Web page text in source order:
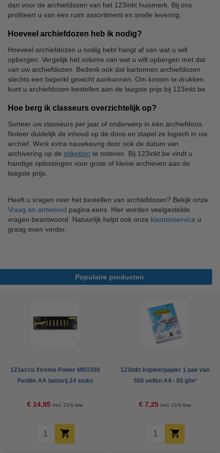
dan voor de archiefdozen van het 123inkt huismerk. Bij ons
profiteert u van een ruim assortiment en snelle levering.
Hoeveel archiefdozen heb ik nodig?
Hoeveel archiefdozen u nodig hebt hangt af van wat u wilt
opbergen. Vergelijk het volume van wat u wilt opbergen met dat
van uw archiefdozen. Bedenk ook dat kartonnen archiefdozen
slechts een beperkt gewicht aankunnen. Om kosten te drukken
kunt u archiefdozen bestellen aan de laagste prijs bij 123inkt.be.
Hoe berg ik classeurs overzichtelijk op?
Sorteer uw classeurs per jaar of onderwerp in één archiefdoos.
Noteer duidelijk de inhoud op de doos en stapel ze logisch in uw
archief. Werk extra nauwkeurig door ook de datum van
archivering op de etiketten te noteren. Bij 123inkt.be vindt u
handige oplossingen voor grote of kleine archieven aan de
laagste prijs.
Heeft u vragen over het bestellen van archiefdozen? Bekijk onze
Vraag en antwoord pagina eens. Hier worden veelgestelde
vragen beantwoord. Natuurlijk helpt ook onze klantenservice u
graag even verder.
Populaire producten
123accu Xtreme Power MN1500
Penlite AA batterij 24 stuks
€ 14,95 Incl. 21% btw
123inkt kopieerpapier 1 pak van
500 vellen A4 - 80 g/m²
€ 7,25 Incl. 21% btw